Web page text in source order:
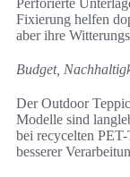
Perforierte
Fixierung helfen
aber ihre
Budget,
Der Outdoor
Modelle sind
bei recycelten
besserer